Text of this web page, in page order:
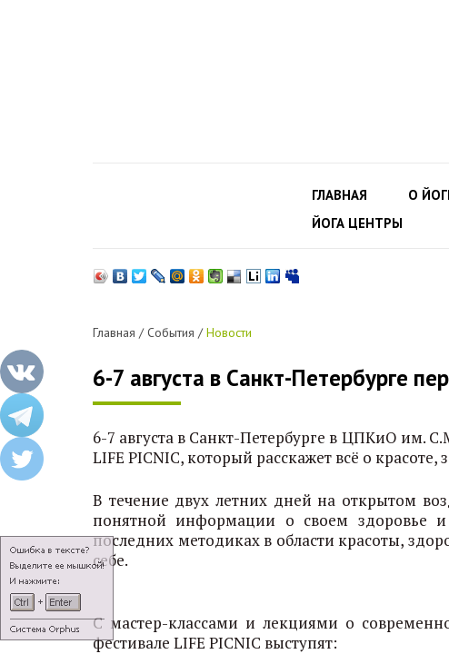
ГЛАВНАЯ О
ЙОГА ЦЕНТРЫ
Главная /События /Новости
6-7 августа в Санкт-Петербурге
6-7 августа в Санкт-Петербурге в ЦПКиО им.
LIFE PICNIC, который расскажет всё о красоте,
В течение двух летних дней на открытом
понятной информации о своем здоровье и
последних методиках в области красоты,
себе.
С мастер-классами и лекциями о
фестивале LIFE PICNIC выступят: